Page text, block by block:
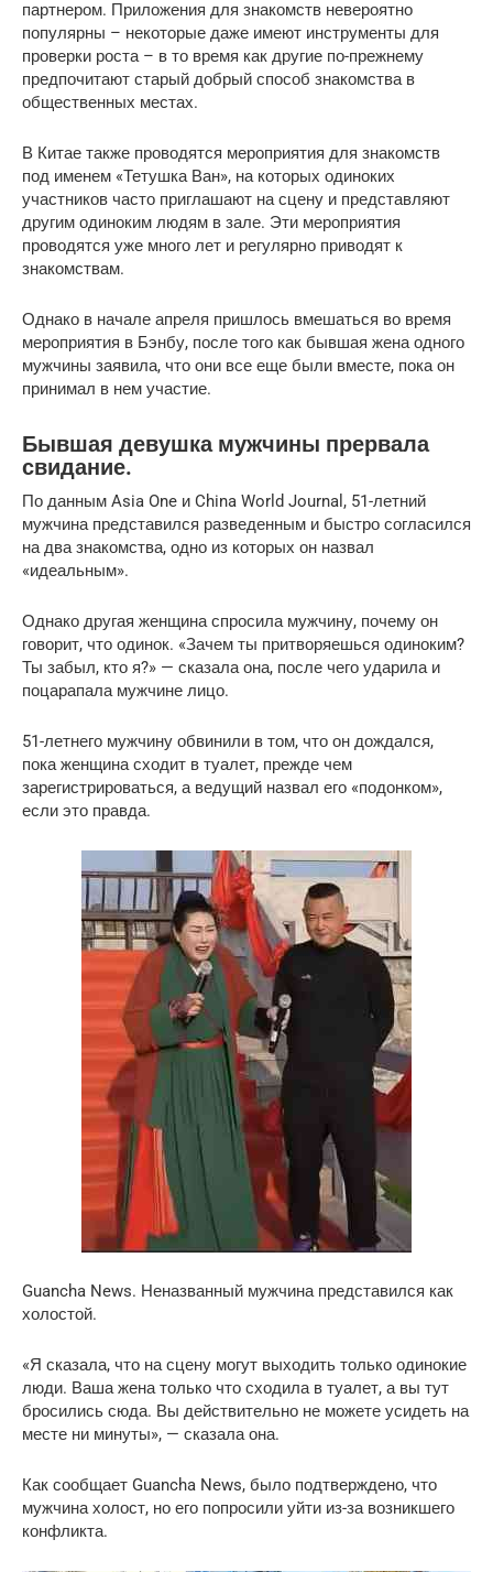
партнером. Приложения для знакомств невероятно
популярны – некоторые даже имеют инструменты для
проверки роста – в то время как другие по-прежнему
предпочитают старый добрый способ знакомства в
общественных местах.
В Китае также проводятся мероприятия для знакомств
под именем «Тетушка Ван», на которых одиноких
участников часто приглашают на сцену и представляют
другим одиноким людям в зале. Эти мероприятия
проводятся уже много лет и регулярно приводят к
знакомствам.
Однако в начале апреля пришлось вмешаться во время
мероприятия в Бэнбу, после того как бывшая жена одного
мужчины заявила, что они все еще были вместе, пока он
принимал в нем участие.
Бывшая девушка мужчины прервала
свидание.
По данным Asia One и China World Journal, 51-летний
мужчина представился разведенным и быстро согласился
на два знакомства, одно из которых он назвал
«идеальным».
Однако другая женщина спросила мужчину, почему он
говорит, что одинок. «Зачем ты притворяешься одиноким?
Ты забыл, кто я?» — сказала она, после чего ударила и
поцарапала мужчине лицо.
51-летнего мужчину обвинили в том, что он дождался,
пока женщина сходит в туалет, прежде чем
зарегистрироваться, а ведущий назвал его «подонком»,
если это правда.
Guancha News. Неназванный мужчина представился как
холостой.
«Я сказала, что на сцену могут выходить только одинокие
люди. Ваша жена только что сходила в туалет, а вы тут
бросились сюда. Вы действительно не можете усидеть на
месте ни минуты», — сказала она.
Как сообщает Guancha News, было подтверждено, что
мужчина холост, но его попросили уйти из-за возникшего
конфликта.